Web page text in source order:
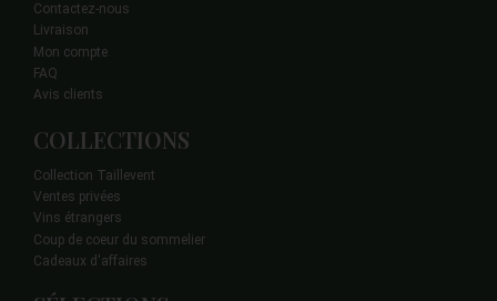
Contactez-nous
Livraison
Mon compte
FAQ
Avis clients
COLLECTIONS
Collection Taillevent
Ventes privées
Vins étrangers
Coup de coeur du sommelier
Cadeaux d'affaires